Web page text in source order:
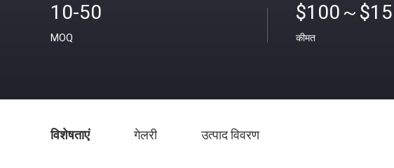
10-50
MOQ
$100～
कीमत
विशेषताएं गेलरी उत्पाद विवरण